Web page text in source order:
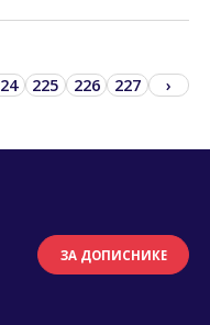
225 226 227 ›
ЗА ДОПИСНИКЕ